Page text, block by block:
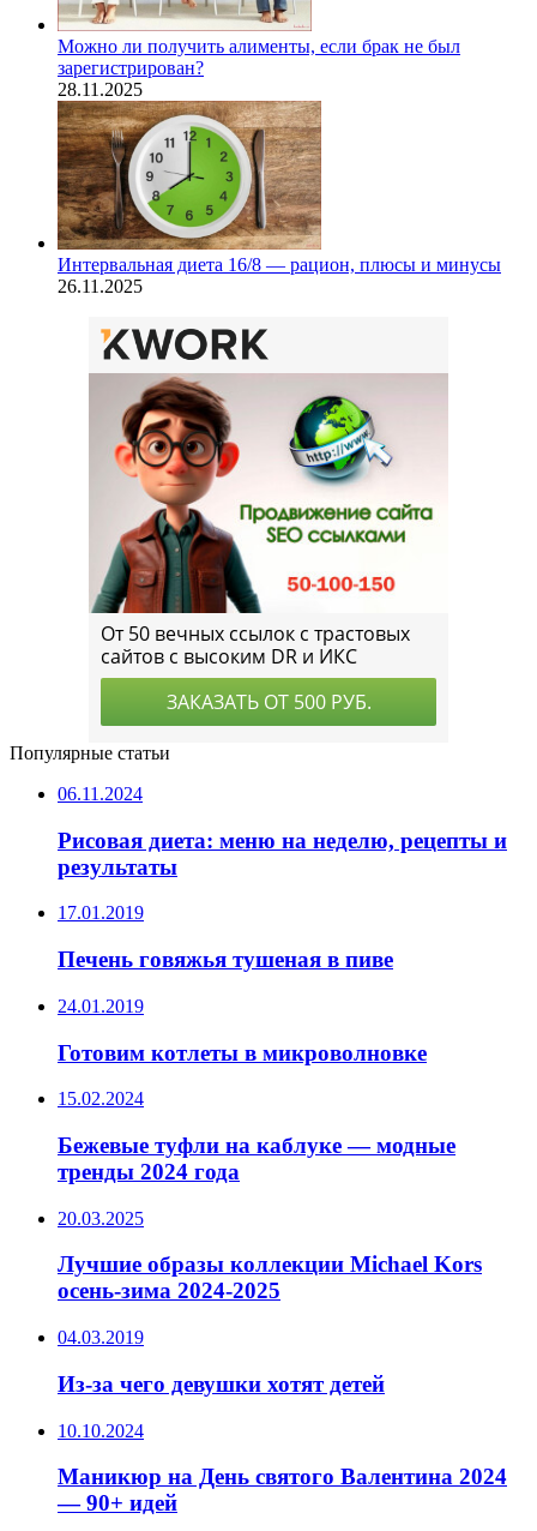
Можно ли получить алименты, если брак не был
зарегистрирован?
28.11.2025
Интервальная диета 16/8 — рацион, плюсы и минусы
26.11.2025
Популярные статьи
06.11.2024
Рисовая диета: меню на неделю, рецепты и
результаты
17.01.2019
Печень говяжья тушеная в пиве
24.01.2019
Готовим котлеты в микроволновке
15.02.2024
Бежевые туфли на каблуке — модные
тренды 2024 года
20.03.2025
Лучшие образы коллекции Michael Kors
осень-зима 2024-2025
04.03.2019
Из-за чего девушки хотят детей
10.10.2024
Маникюр на День святого Валентина 2024
— 90+ идей